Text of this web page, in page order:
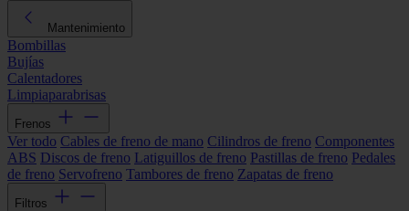
Mantenimiento
Bombillas
Bujías
Calentadores
Limpiaparabrisas
Frenos
Ver todo Cables de freno de mano Cilindros de freno Componentes
ABS Discos de freno Latiguillos de freno Pastillas de freno Pedales
de freno Servofreno Tambores de freno Zapatas de freno
Filtros